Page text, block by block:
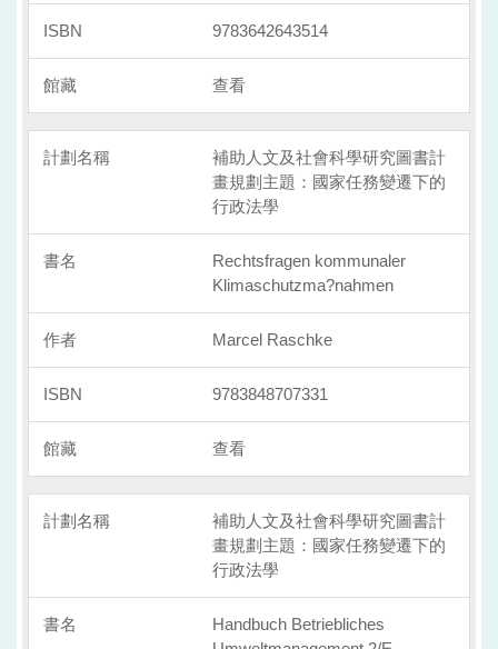
9783642643514
查看
補助人文及社會科學研究圖書計
畫規劃主題：國家任務變遷下的
行政法學
Rechtsfragen kommunaler
Klimaschutzma?nahmen
Marcel Raschke
9783848707331
查看
補助人文及社會科學研究圖書計
畫規劃主題：國家任務變遷下的
行政法學
Handbuch Betriebliches